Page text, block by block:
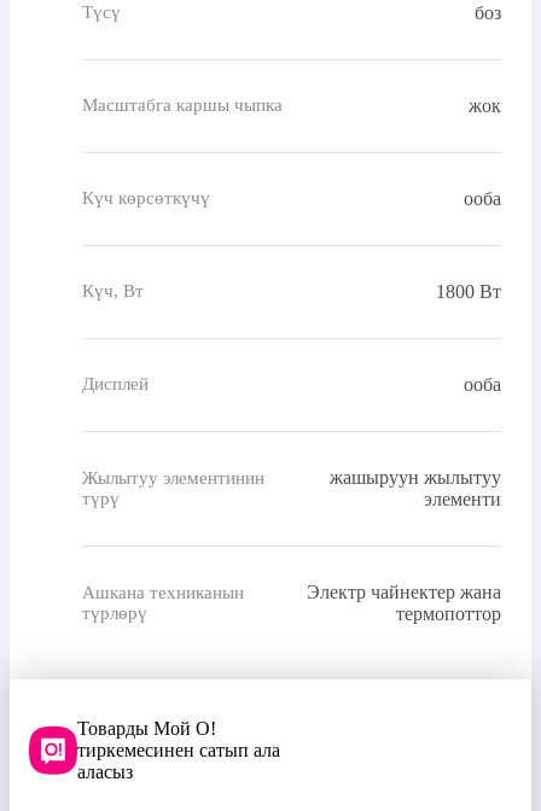
Түсү боз
Масштабга каршы чыпка жок
Күч көрсөткүчү ооба
Күч, Вт 1800 Вт
Дисплей ооба
Жылытуу элементинин
түрү
жашыруун жылытуу
элементи
Ашкана техниканын
түрлөрү
Электр чайнектер жана
термопоттор
Товарды Мой О!
тиркемесинен сатып ала
аласыз